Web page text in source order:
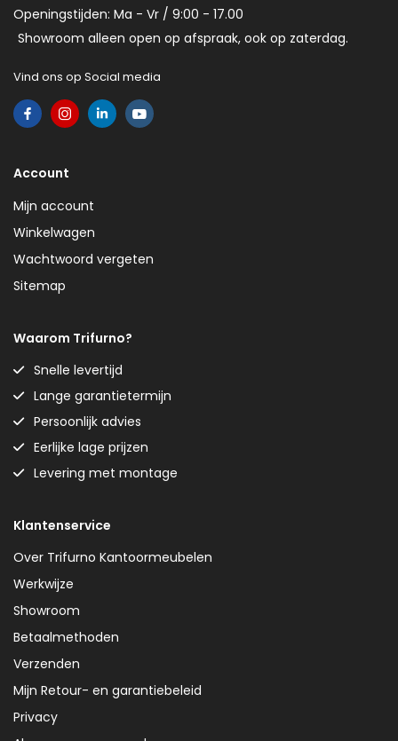
Openingstijden: Ma - Vr / 9:00 - 17.00
Showroom alleen open op afspraak, ook op zaterdag.
Vind ons op Social media
Account
Mijn account
Winkelwagen
Wachtwoord vergeten
Sitemap
Waarom Trifurno?
Snelle levertijd
Lange garantietermijn
Persoonlijk advies
Eerlijke lage prijzen
Levering met montage
Klantenservice
Over Trifurno Kantoormeubelen
Werkwijze
Showroom
Betaalmethoden
Verzenden
Mijn Retour- en garantiebeleid
Privacy